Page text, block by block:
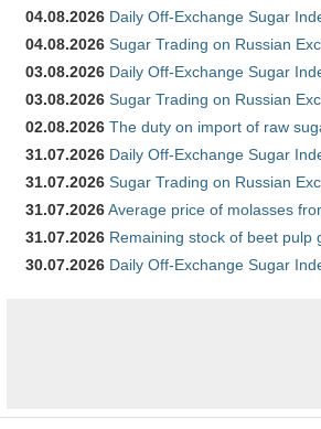
04.08.2026 Daily Off-Exchange Sugar
04.08.2026 Sugar Trading on Russian
03.08.2026 Daily Off-Exchange Sugar
03.08.2026 Sugar Trading on Russian
02.08.2026 The duty on import of raw
31.07.2026 Daily Off-Exchange Sugar
31.07.2026 Sugar Trading on Russian
31.07.2026Average price of molasses
31.07.2026 Remaining stock of beet
30.07.2026 Daily Off-Exchange Sugar